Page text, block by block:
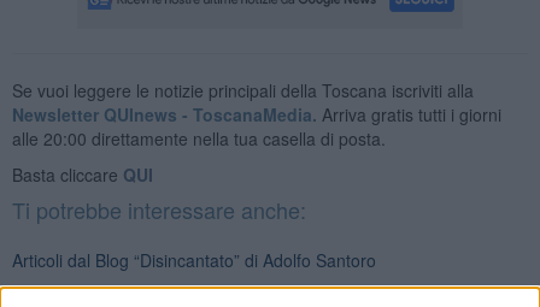
Se vuoi leggere le notizie principali della Toscana iscriviti alla
Newsletter QUInews - ToscanaMedia. Arriva gratis tutti i giorni
alle 20:00 direttamente nella tua casella di posta.
Basta cliccare QUI
Ti potrebbe interessare anche:
Articoli dal Blog “Disincantato” di Adolfo Santoro
​Linee guida per organizzare il civismo della complessità